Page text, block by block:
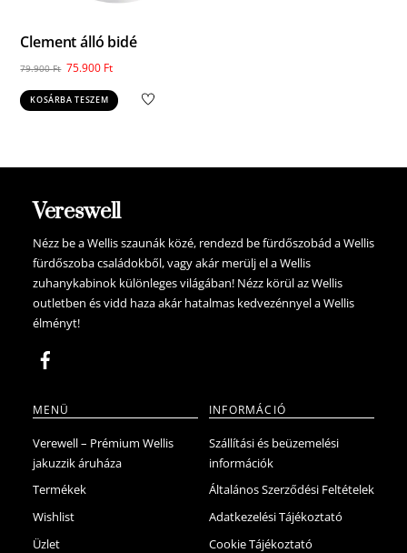
Clement álló bidé
79.900Ft Original
price
was:
75.900 FtCurrent
price
is:
KOSÁRBA TESZEM
Vereswell
Nézz be a Wellis szaunák közé, rendezd be fürdőszobád a Wellis
fürdőszoba családokből, vagy akár merülj el a Wellis
zuhanykabinok különleges világában! Nézz körül az Wellis
outletben és vidd haza akár hatalmas kedvezénnyel a Wellis
élményt!
MENÜ
Verewell – Prémium Wellis
jakuzzik áruháza
Termékek
Wishlist
Üzlet
INFORMÁCIÓ
Szállítási és beüzemelési
információk
Általános Szerződési Feltételek
Adatkezelési Tájékoztató
Cookie Tájékoztató